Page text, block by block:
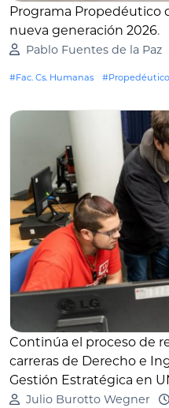
Programa Propedéutico
nueva generación 2026.
Pablo Fuentes de la Paz
#Fac. Cs. Humanas
Continúa el proceso de
carreras de Derecho e
Gestión Estratégica en
Julio Burotto Wegner